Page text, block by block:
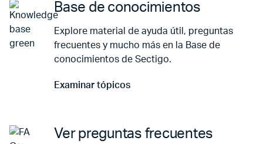
Base de conocimientos
Explore material de ayuda útil, preguntas
frecuentes y mucho más en la Base de
conocimientos de Sectigo.
Examinar tópicos
Ir a Examinar tópicos
Ver preguntas frecuentes